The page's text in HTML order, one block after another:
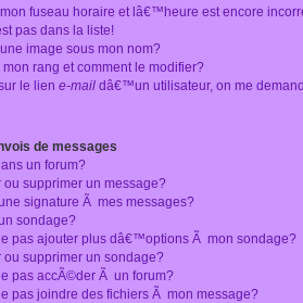
fuseau horaire et lâ€™heure est encore
pas dans la liste!
image sous mon nom?
rang et comment le modifier?
le lien e-mail dâ€™un utilisateur, on me
de messages
un forum?
ou supprimer un message?
signature Ã mes messages?
sondage?
pas ajouter plus dâ€™options Ã mon sondage?
ou supprimer un sondage?
pas accÃ©der Ã un forum?
pas joindre des fichiers Ã mon message?